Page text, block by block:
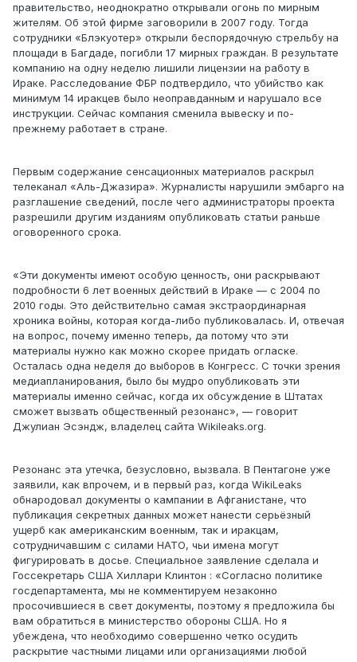
правительство, неоднократно открывали огонь по мирным
жителям. Об этой фирме заговорили в 2007 году. Тогда
сотрудники «Блэкуотер» открыли беспорядочную стрельбу на
площади в Багдаде, погибли 17 мирных граждан. В результате
компанию на одну неделю лишили лицензии на работу в
Ираке. Расследование ФБР подтвердило, что убийство как
минимум 14 иракцев было неоправданным и нарушало все
инструкции. Сейчас компания сменила вывеску и по-
прежнему работает в стране.
Первым содержание сенсационных материалов раскрыл
телеканал «Аль-Джазира». Журналисты нарушили эмбарго на
разглашение сведений, после чего администраторы проекта
разрешили другим изданиям опубликовать статьи раньше
оговоренного срока.
«Эти документы имеют особую ценность, они раскрывают
подробности 6 лет военных действий в Ираке — с 2004 по
2010 годы. Это действительно самая экстраординарная
хроника войны, которая когда-либо публиковалась. И, отвечая
на вопрос, почему именно теперь, да потому что эти
материалы нужно как можно скорее придать огласке.
Осталась одна неделя до выборов в Конгресс. C точки зрения
медиапланирования, было бы мудро опубликовать эти
материалы именно сейчас, когда их обсуждение в Штатах
сможет вызвать общественный резонанс», — говорит
Джулиан Эсэндж, владелец сайта Wikileaks.org.
Резонанс эта утечка, безусловно, вызвала. В Пентагоне уже
заявили, как впрочем, и в первый раз, когда WikiLeaks
обнародовал документы о кампании в Афганистане, что
публикация секретных данных может нанести серьёзный
ущерб как американским военным, так и иракцам,
сотрудничавшим с силами НАТО, чьи имена могут
фигурировать в досье. Специальное заявление сделала и
Госсекретарь США Хиллари Клинтон : «Согласно политике
госдепартамента, мы не комментируем незаконно
просочившиеся в свет документы, поэтому я предложила бы
вам обратиться в министерство обороны США. Но я
убеждена, что необходимо совершенно четко осудить
раскрытие частными лицами или организациями любой